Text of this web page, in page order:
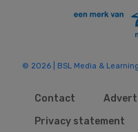
© 2026 | BSL Media & Learning
Contact
Privacy statement